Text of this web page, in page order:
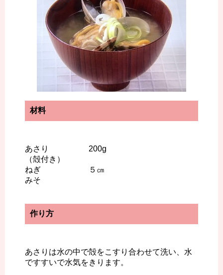
材料
あさり 200g
（殻付き）
ねぎ ５㎝
みそ
作り方
あさりは水の中で殻をこすり合わせて洗い、水
ですすいで水気をきります。